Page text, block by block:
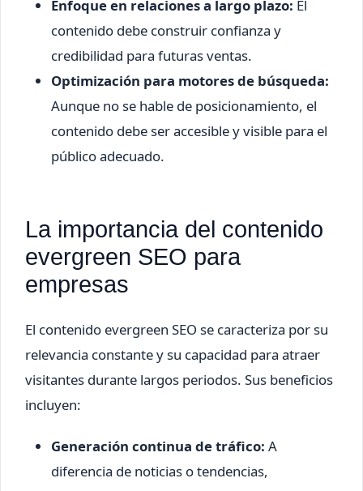
Enfoque en relaciones a largo plazo: El
contenido debe construir confianza y
credibilidad para futuras ventas.
Optimización para motores de búsqueda:
Aunque no se hable de posicionamiento, el
contenido debe ser accesible y visible para el
público adecuado.
La importancia del contenido
evergreen SEO para
empresas
El contenido evergreen SEO se caracteriza por su
relevancia constante y su capacidad para atraer
visitantes durante largos periodos. Sus beneficios
incluyen:
Generación continua de tráfico: A
diferencia de noticias o tendencias,